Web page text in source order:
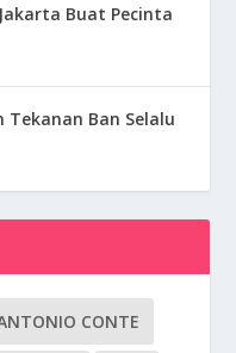
Buat Pecinta
Ban Selalu
CONTE